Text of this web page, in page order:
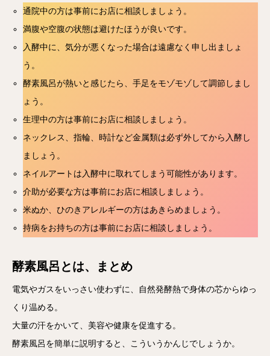
通院中の方は事前にお店に相談しましょう。
満腹や空腹の状態は避けたほうが良いです。
入酵中に、気分が悪くなった場合は遠慮なく申し出ましょ
う。
酵素風呂が熱いと感じたら、手足をモゾモゾして調節しまし
ょう。
生理中の方は事前にお店に相談しましょう。
ネックレス、指輪、時計など金属類は必ず外してから入酵し
ましょう。
ネイルアートは入酵中に取れてしまう可能性があります。
介助が必要な方は事前にお店に相談しましょう。
米ぬか、ひのきアレルギーの方はあきらめましょう。
持病をお持ちの方は事前にお店に相談しましょう。
酵素風呂とは、まとめ
電気やガスをいっさい使わずに、自然発酵熱で身体の芯からゆっ
くり温める。
大量の汗をかいて、美容や健康を促進する。
酵素風呂を簡単に説明すると、こういうかんじでしょうか。